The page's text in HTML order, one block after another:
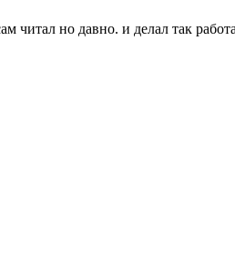
читал но давно. и делал так